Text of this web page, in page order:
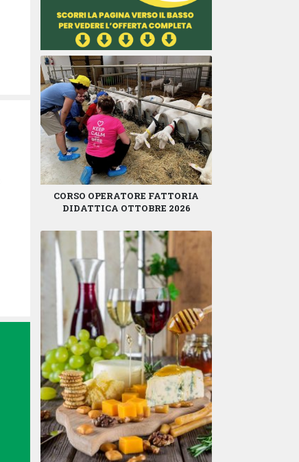
CORSO OPERATORE FATTORIA
DIDATTICA OTTOBRE 2026